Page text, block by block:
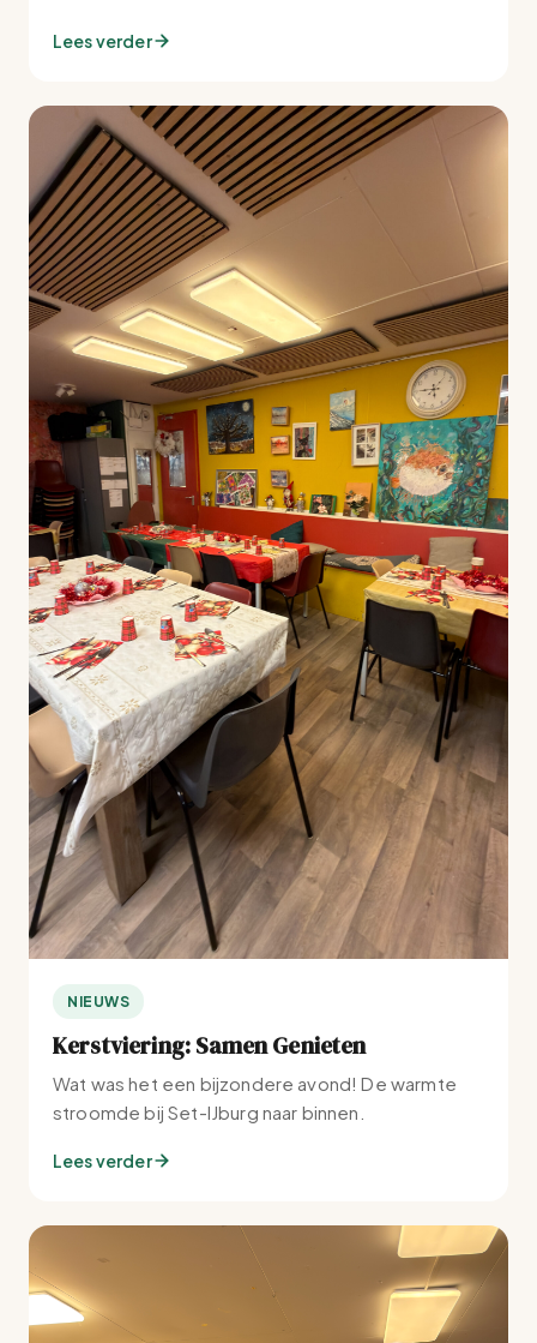
Lees verder
NIEUWS
Kerstviering: Samen Genieten
Wat was het een bijzondere avond! De warmte
stroomde bij Set-IJburg naar binnen.
Lees verder